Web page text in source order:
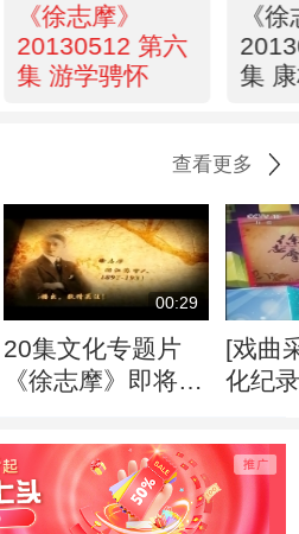
《徐志摩》
20130512 第六
集 游学骋怀
《
集
查看更多
00:29
20集文化专题片
《徐志摩》即将播
节目
[戏曲
化纪